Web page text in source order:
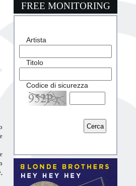
FREE MONITORING
Artista
Titolo
Codice di sicurezza
Captcha